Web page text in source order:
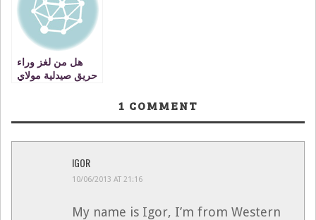
هل من لغز وراء
حريق صيدلية مولاي
1 COMMENT
IGOR
10/06/2013 AT 21:16
My name is Igor, I’m from Western